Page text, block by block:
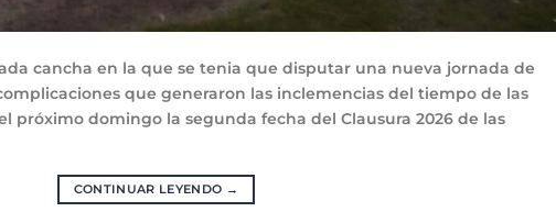
cancha en la que se tenia que disputar una nueva jornada de
que generaron las inclemencias del tiempo de las
próximo domingo la segunda fecha del Clausura 2026 de las
CONTINUAR LEYENDO →